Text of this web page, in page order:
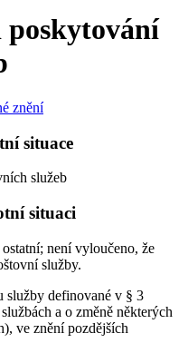
znění
situace
služeb
situaci
není vyloučeno, že
služby.
služby definované v § 3
a o změně některých
ve znění pozdějších